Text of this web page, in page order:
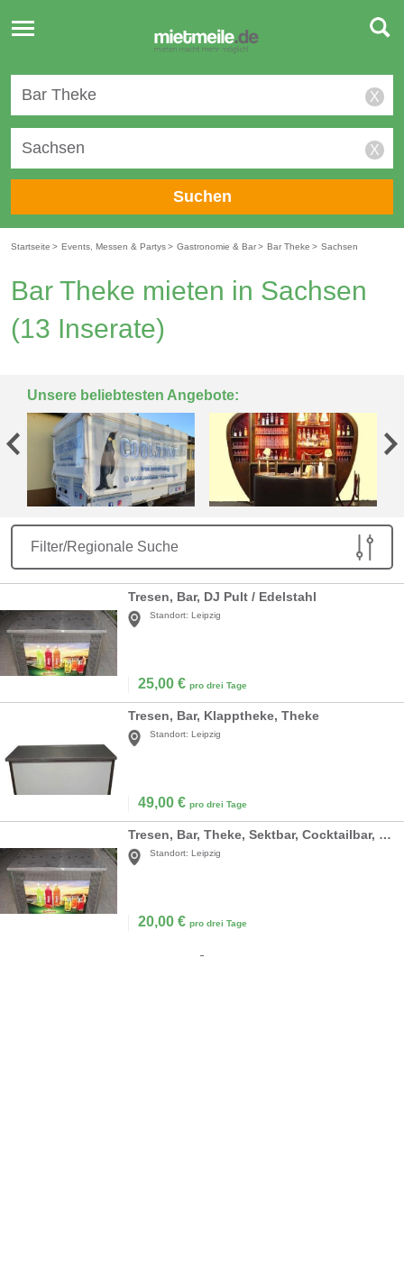
Toggle
navigation
X
X
Suchen
Startseite > Events, Messen & Partys> Gastronomie & Bar> Bar Theke > Sachsen
Bar Theke mieten in Sachsen
(13 Inserate)
Unsere beliebtesten Angebote:
Filter/Regionale Suche
Tresen, Bar, DJ Pult / Edelstahl
Standort: Leipzig
25,00 € pro drei Tage
Tresen, Bar, Klapptheke, Theke
Standort: Leipzig
49,00 € pro drei Tage
Tresen, Bar, Theke, Sektbar, Cocktailbar, DJ Pult
Standort: Leipzig
20,00 € pro drei Tage